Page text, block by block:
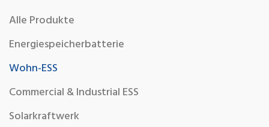
Alle Produkte
Energiespeicherbatterie
Wohn-ESS
Commercial & Industrial ESS
Solarkraftwerk